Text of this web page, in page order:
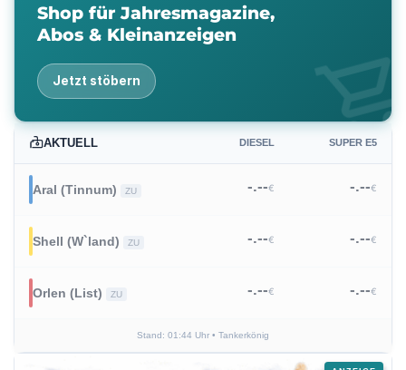
Shop für Jahresmagazine,
Abos & Kleinanzeigen
Jetzt stöbern
AKTUELL DIESEL SUPER E5
Aral (Tinnum) ZU -.--€ -.--€
Shell (W`land) ZU -.--€ -.--€
Orlen (List) ZU -.--€ -.--€
Stand: 01:44 Uhr • Tankerkönig